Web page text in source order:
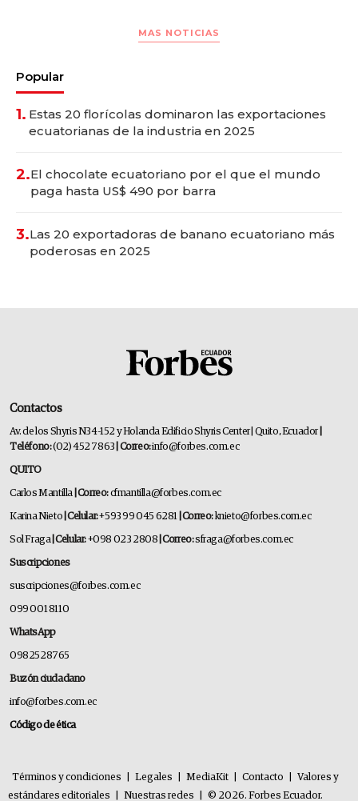
MAS NOTICIAS
Popular
1. Estas 20 florícolas dominaron las exportaciones
ecuatorianas de la industria en 2025
2.El chocolate ecuatoriano por el que el mundo
paga hasta US$ 490 por barra
3.Las 20 exportadoras de banano ecuatoriano más
poderosas en 2025
Contactos
Av. de los Shyris N34-152 y Holanda Edificio Shyris Center | Quito, Ecuador
Teléfono:(02) 452 7863 | Correo:info@forbes.com.ec
QUITO
Carlos Mantilla | Correo:cfmantilla@forbes.com.ec
Karina Nieto | Celular:+593 99 045 6281 | Correo:knieto@forbes.com.ec
Sol Fraga| Celular:+098 023 2808 | Correo:sfraga@forbes.com.ec
Suscripciones
suscripciones@forbes.com.ec
099 001 8110
WhatsApp
0982528765
Buzón ciudadano
info@forbes.com.ec
Código de ética
Términos y condiciones Legales MediaKit Contacto
Valores y
estándares editoriales
Nuestras redes © 2026. Forbes Ecuador.